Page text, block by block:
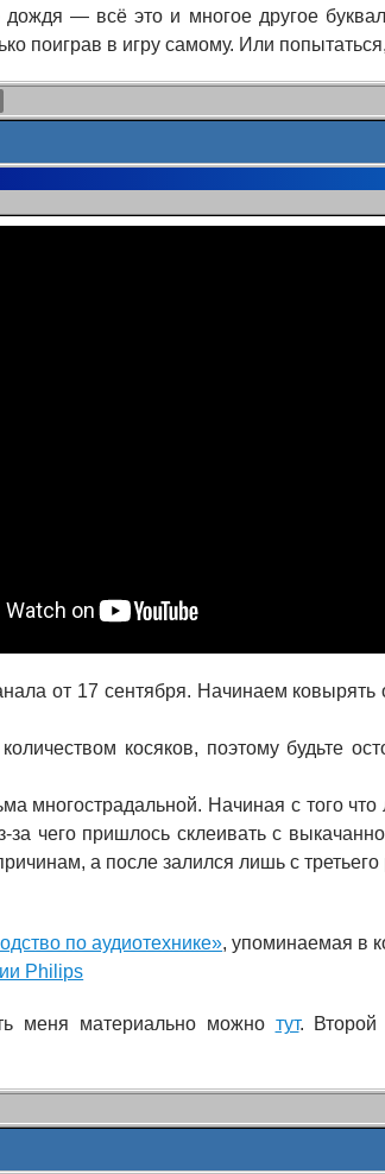
дождя — всё это и многое другое
поиграв в игру самому. Или
от 17 сентября. Начинаем
косяков, поэтому будьте
многострадальной. Начиная с того
за чего пришлось склеивать с
а после залился лишь с третьего
по аудиотехнике», упоминаемая в
Philips
меня материально можно тут. Второй